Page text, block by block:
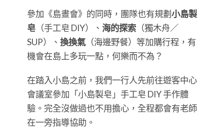
參加《島晝會》的同時，團隊也有規劃小島製
皂 （手工皂 DIY）、 海的探索 （獨木舟／
SUP）、 換換氣（海邊野餐）等加購行程，有
機會在島上多玩一點，何樂而不為？
在踏入小島之前，我們一行人先前往遊客中心
會議室參加「小島製皂」手工皂 DIY 手作體
驗。完全沒做過也不用擔心，全程都會有老師
在一旁指導協助。